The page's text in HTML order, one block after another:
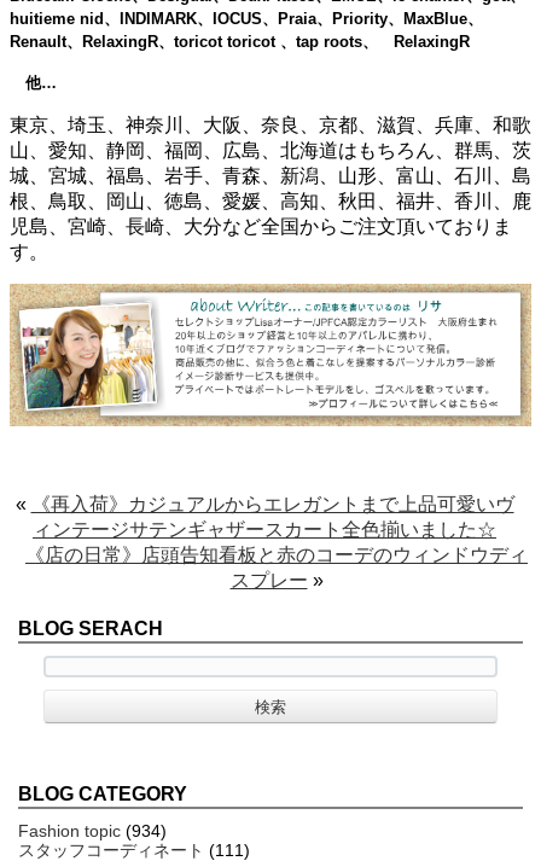
huitieme nid、INDIMARK、IOCUS、Praia、Priority、MaxBlue、
Renault、RelaxingR、toricot toricot 、tap roots、 RelaxingR
他…
東京、埼玉、神奈川、大阪、奈良、京都、滋賀、兵庫、和歌
山、愛知、静岡、福岡、広島、北海道はもちろん、群馬、茨
城、宮城、福島、岩手、青森、新潟、山形、富山、石川、島
根、鳥取、岡山、徳島、愛媛、高知、秋田、福井、香川、鹿
児島、宮崎、長崎、大分など全国からご注文頂いておりま
す。
«
《再入荷》カジュアルからエレガントまで上品可愛いヴ
ィンテージサテンギャザースカート全色揃いました☆
《店の日常》店頭告知看板と赤のコーデのウィンドウディ
スプレー »
BLOG SERACH
BLOG CATEGORY
Fashion topic (934)
スタッフコーディネート (111)